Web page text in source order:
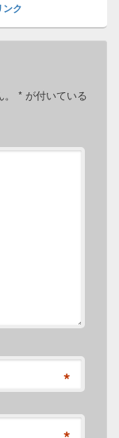
ンク
* が付いている
*